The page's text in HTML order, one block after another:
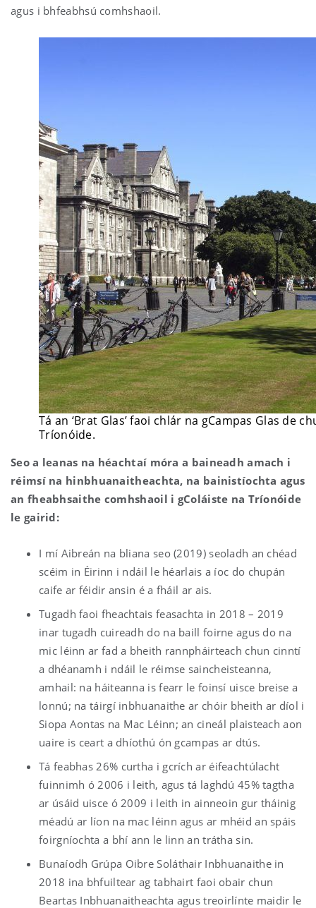
agus i bhfeabhsú comhshaoil.
Tá an ‘Brat Glas’ faoi chlár na gCampas Glas de
Tríonóide.
Seo a leanas na héachtaí móra a baineadh amach i
réimsí na hinbhuanaitheachta, na bainistíochta agus
an fheabhsaithe comhshaoil i gColáiste na Tríonóide
le gairid:
I mí Aibreán na bliana seo (2019) seoladh an chéad
scéim in Éirinn i ndáil le héarlais a íoc do chupán
caife ar féidir ansin é a fháil ar ais.
Tugadh faoi fheachtais feasachta in 2018 – 2019
inar tugadh cuireadh do na baill foirne agus do na
mic léinn ar fad a bheith rannpháirteach chun cinntí
a dhéanamh i ndáil le réimse saincheisteanna,
amhail: na háiteanna is fearr le foinsí uisce breise a
lonnú; na táirgí inbhuanaithe ar chóir bheith ar díol i
Siopa Aontas na Mac Léinn; an cineál plaisteach aon
uaire is ceart a dhíothú ón gcampas ar dtús.
Tá feabhas 26% curtha i gcrích ar éifeachtúlacht
fuinnimh ó 2006 i leith, agus tá laghdú 45% tagtha
ar úsáid uisce ó 2009 i leith in ainneoin gur tháinig
méadú ar líon na mac léinn agus ar mhéid an spáis
foirgníochta a bhí ann le linn an trátha sin.
Bunaíodh Grúpa Oibre Soláthair Inbhuanaithe in
2018 ina bhfuiltear ag tabhairt faoi obair chun
Beartas Inbhuanaitheachta agus treoirlínte maidir le